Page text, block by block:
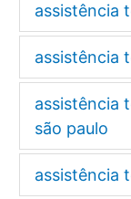
assistência
assistência
assistência
são paulo
assistência